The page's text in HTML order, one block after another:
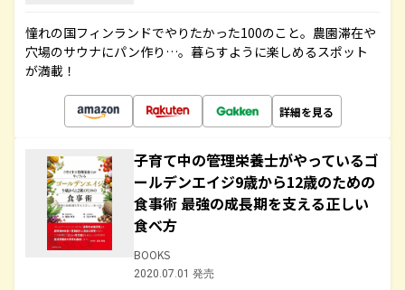
憧れの国フィンランドでやりたかった100のこと。農園滞在や
穴場のサウナにパン作り…。暮らすように楽しめるスポット
が満載！
詳細を見る
子育て中の管理栄養士がやっているゴ
ールデンエイジ9歳から12歳のための
食事術 最強の成長期を支える正しい
食べ方
BOOKS
2020.07.01 発売